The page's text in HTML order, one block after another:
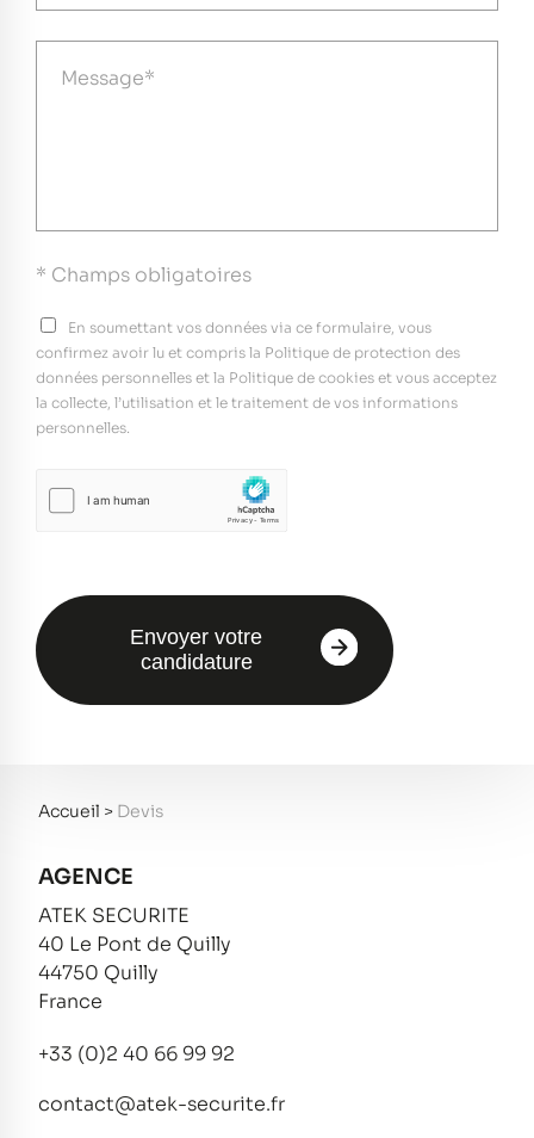
Accueil > Devis
AGENCE
ATEK SECURITE
40 Le Pont de Quilly
44750 Quilly
France
+33 (0)2 40 66 99 92
contact@atek-securite.fr
* Champs obligatoires
En soumettant vos données via ce formulaire, vous
confirmez avoir lu et compris la Politique de protection des
données personnelles et la Politique de cookies et vous acceptez
la collecte, l’utilisation et le traitement de vos informations
personnelles.
Envoyer votre
candidature